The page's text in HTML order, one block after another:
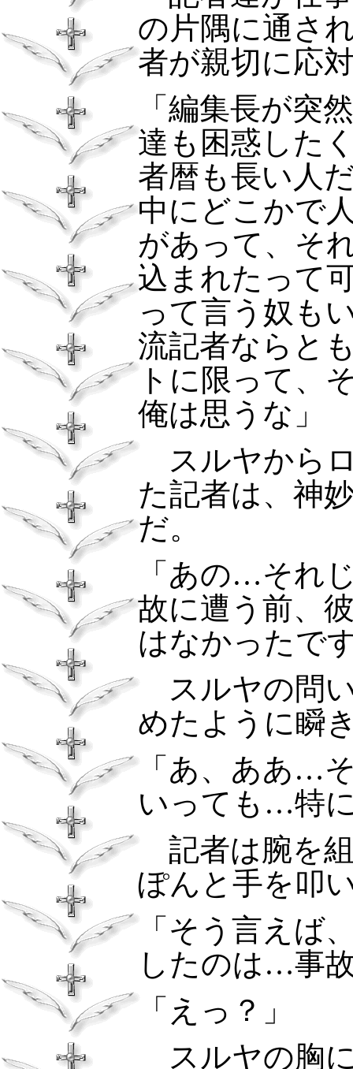
の片隅に通さ
者が親切に応
「編集長が突
達も困惑した
者暦も長い人
中にどこかで
があって、そ
込まれたって
って言う奴も
流記者ならと
トに限って、
俺は思うな」
スルヤから
た記者は、神
だ。
「あの…それ
故に遭う前、
はなかったで
スルヤの問
めたように瞬
「あ、ああ…
いっても…特
記者は腕を
ぽんと手を叩
「そう言えば
したのは…事
「えっ？」
スルヤの胸